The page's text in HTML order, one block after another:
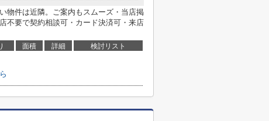
物件は近隣。ご案内もスムーズ・当店掲
不要で契約相談可・カード決済可・来店
面積 詳細 検討リスト